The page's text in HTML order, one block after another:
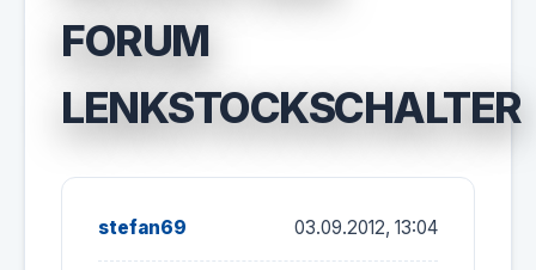
FORUM
LENKSTOCKSCHALTER
stefan69 03.09.2012, 13:04